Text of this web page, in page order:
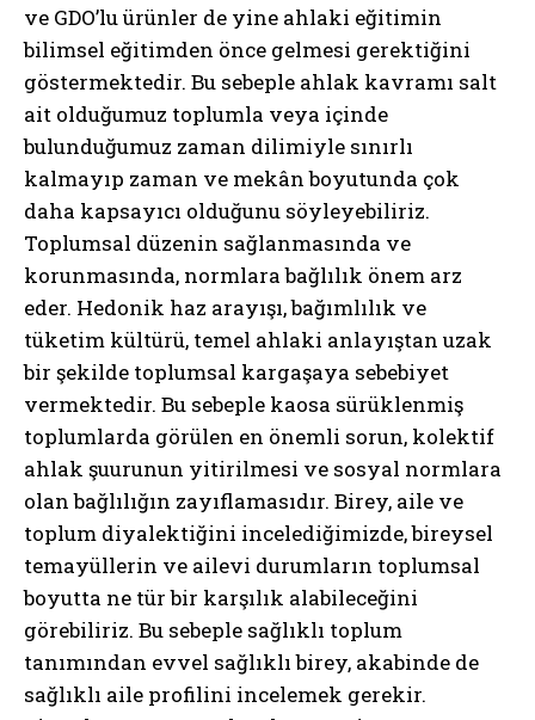
ve GDO’lu ürünler de yine ahlaki eğitimin
bilimsel eğitimden önce gelmesi gerektiğini
göstermektedir. Bu sebeple ahlak kavramı salt
ait olduğumuz toplumla veya içinde
bulunduğumuz zaman dilimiyle sınırlı
kalmayıp zaman ve mekân boyutunda çok
daha kapsayıcı olduğunu söyleyebiliriz.
Toplumsal düzenin sağlanmasında ve
korunmasında, normlara bağlılık önem arz
eder. Hedonik haz arayışı, bağımlılık ve
tüketim kültürü, temel ahlaki anlayıştan uzak
bir şekilde toplumsal kargaşaya sebebiyet
vermektedir. Bu sebeple kaosa sürüklenmiş
toplumlarda görülen en önemli sorun, kolektif
ahlak şuurunun yitirilmesi ve sosyal normlara
olan bağlılığın zayıflamasıdır. Birey, aile ve
toplum diyalektiğini incelediğimizde, bireysel
temayüllerin ve ailevi durumların toplumsal
boyutta ne tür bir karşılık alabileceğini
görebiliriz. Bu sebeple sağlıklı toplum
tanımından evvel sağlıklı birey, akabinde de
sağlıklı aile profilini incelemek gerekir.